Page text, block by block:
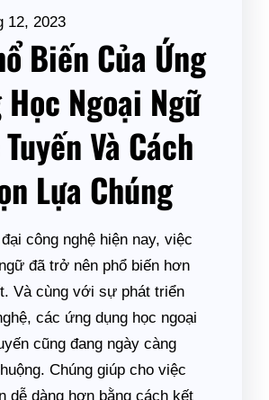
12, 2023
Biến Của Ứng
Học Ngoại Ngữ
Và Cách
Lựa Chúng
công nghệ hiện nay, việc
đã trở nên phổ biến hơn
Và cùng với sự phát triển
các ứng dụng học ngoại
cũng đang ngày càng
Chúng giúp cho việc
dễ dàng hơn bằng cách kết